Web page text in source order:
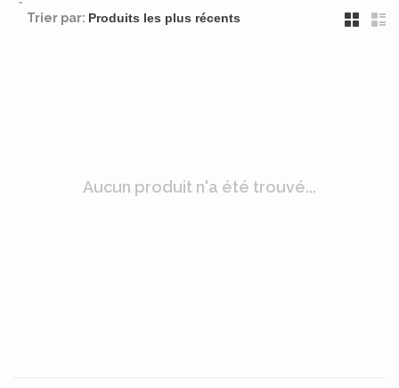
Trier par:
Aucun produit n'a été trouvé...